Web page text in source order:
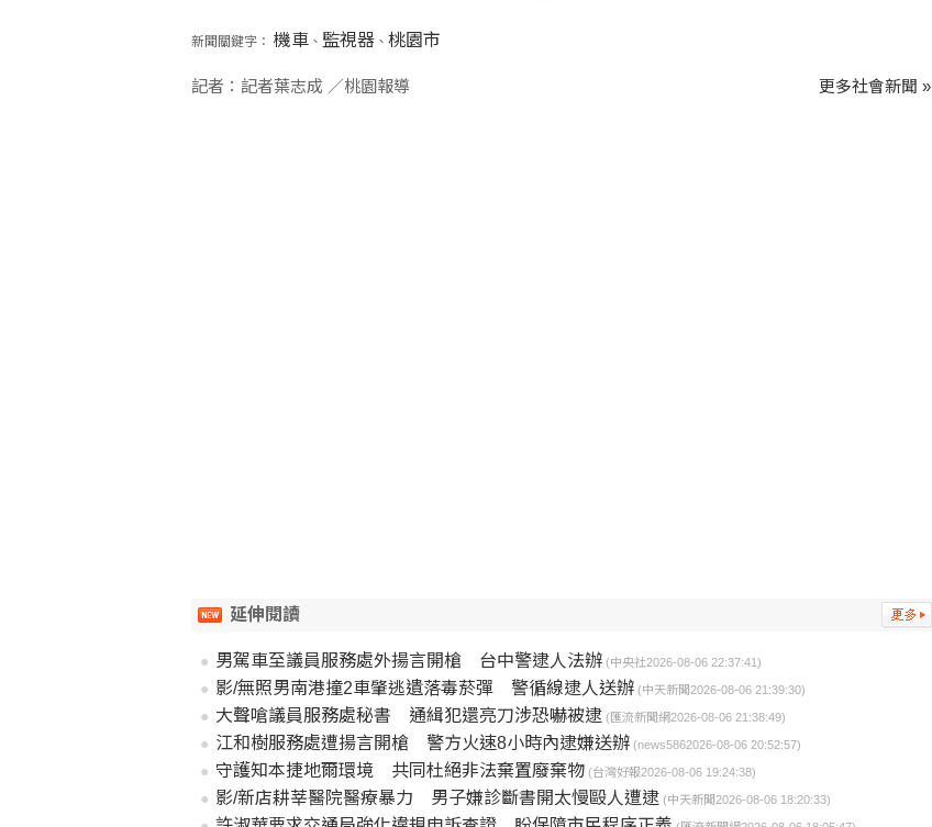
新聞關鍵字： 機車、 監視器、 桃園市
記者：記者葉志成 ／桃園報導 更多社會新聞 »
延伸閱讀
男駕車至議員服務處外揚言開槍 台中警逮人法辦 (中央社2026-08-06 22:37:41)
影/無照男南港撞2車肇逃遺落毒菸彈 警循線逮人送辦 (中天新聞2026-08-06 21:39:30)
大聲嗆議員服務處秘書 通緝犯還亮刀涉恐嚇被逮 (匯流新聞網2026-08-06 21:38:49)
江和樹服務處遭揚言開槍 警方火速8小時內逮嫌送辦 (news5862026-08-06 20:52:57)
守護知本捷地爾環境 共同杜絕非法棄置廢棄物 (台灣好報2026-08-06 19:24:38)
影/新店耕莘醫院醫療暴力 男子嫌診斷書開太慢毆人遭逮 (中天新聞2026-08-06 18:20:33)